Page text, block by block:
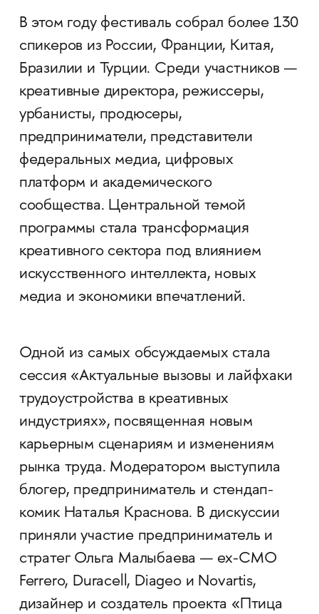
В этом году фестиваль собрал более 130
спикеров из России, Франции, Китая,
Бразилии и Турции. Среди участников —
креативные директора, режиссеры,
урбанисты, продюсеры,
предприниматели, представители
федеральных медиа, цифровых
платформ и академического
сообщества. Центральной темой
программы стала трансформация
креативного сектора под влиянием
искусственного интеллекта, новых
медиа и экономики впечатлений.
Одной из самых обсуждаемых стала
сессия «Актуальные вызовы и лайфхаки
трудоустройства в креативных
индустриях», посвященная новым
карьерным сценариям и изменениям
рынка труда. Модератором выступила
блогер, предприниматель и стендап-
комик Наталья Краснова. В дискуссии
приняли участие предприниматель и
стратег Ольга Малыбаева — ex-CMO
Ferrero, Duracell, Diageo и Novartis,
дизайнер и создатель проекта «Птица